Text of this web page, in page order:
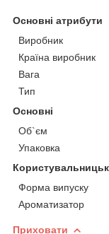
Основні атрибути
Виробник
Країна виробник
Вага
Тип
Основні
Об`єм
Упаковка
Форма випуску
Ароматизатор
Приховати